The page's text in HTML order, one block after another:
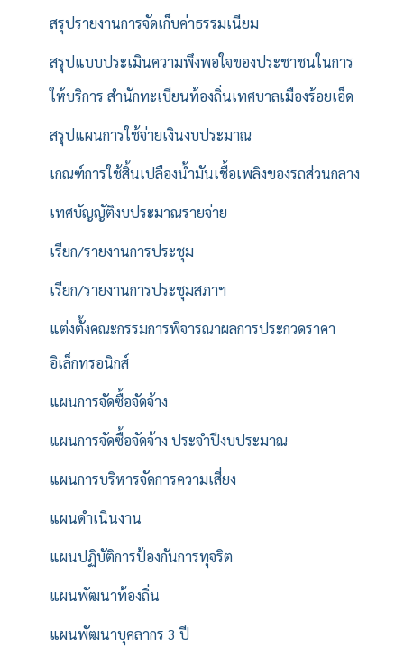
สรุปรายงานการจัดเก็บค่าธรรมเนียม
สรุปแบบประเมินความพึงพอใจของประชาชนในการ
ให้บริการ สำนักทะเบียนท้องถิ่นเทศบาลเมืองร้อยเอ็ด
สรุปแผนการใช้จ่ายเงินงบประมาณ
เกณฑ์การใช้สิ้นเปลืองน้ำมันเชื้อเพลิงของรถส่วนกลาง
เทศบัญญัติงบประมาณรายจ่าย
เรียก/รายงานการประชุม
เรียก/รายงานการประชุมสภาฯ
แต่งตั้งคณะกรรมการพิจารณาผลการประกวดราคา
อิเล็กทรอนิกส์
แผนการจัดซื้อจัดจ้าง
แผนการจัดซื้อจัดจ้าง ประจำปีงบประมาณ
แผนการบริหารจัดการความเสี่ยง
แผนดำเนินงาน
แผนปฏิบัติการป้องกันการทุจริต
แผนพัฒนาท้องถิ่น
แผนพัฒนาบุคลากร 3 ปี